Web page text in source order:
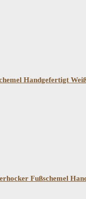
Handgefertigt
Fußschemel